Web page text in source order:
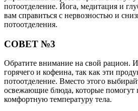
потоотделение. Йога, медитация и
вам справиться с нервозностью и
потоотделения.
СОВЕТ №3
Обратите внимание на свой рацион.
горячего и кофеина, так как эти
потоотделение. Вместо этого
освежающие блюда, которые помогут
комфортную температуру тела.